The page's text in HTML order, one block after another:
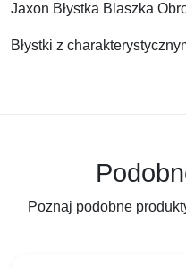
Jaxon Błystka Blaszka
Błystki z
Poznaj podobne